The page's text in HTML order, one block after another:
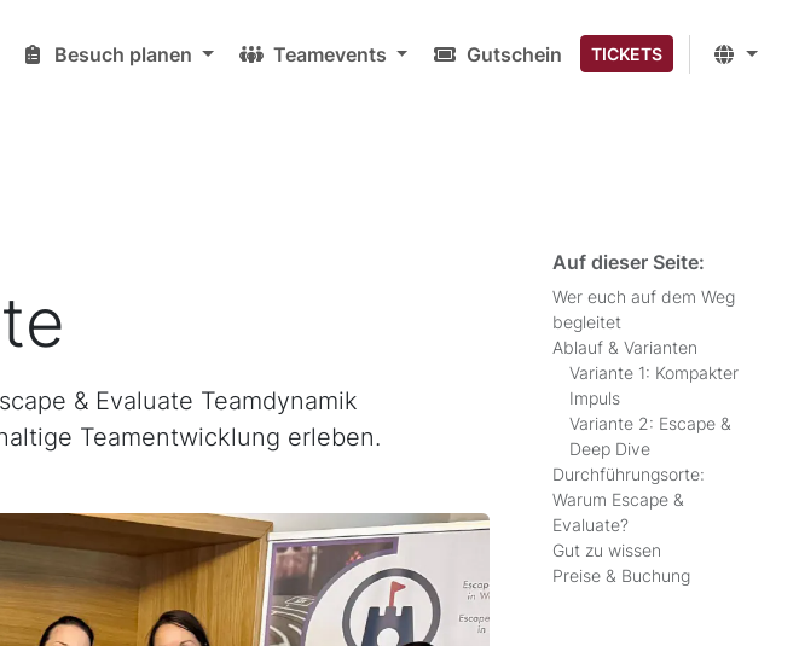
Besuch planen Teamevents Gutschein TICKETS
& Evaluate Teamdynamik
Teamentwicklung erleben.
Auf dieser Seite:
Wer euch auf dem Weg
begleitet
Ablauf & Varianten
Variante 1: Kompakter
Impuls
Variante 2: Escape &
Deep Dive
Durchführungsorte:
Warum Escape &
Evaluate?
Gut zu wissen
Preise & Buchung